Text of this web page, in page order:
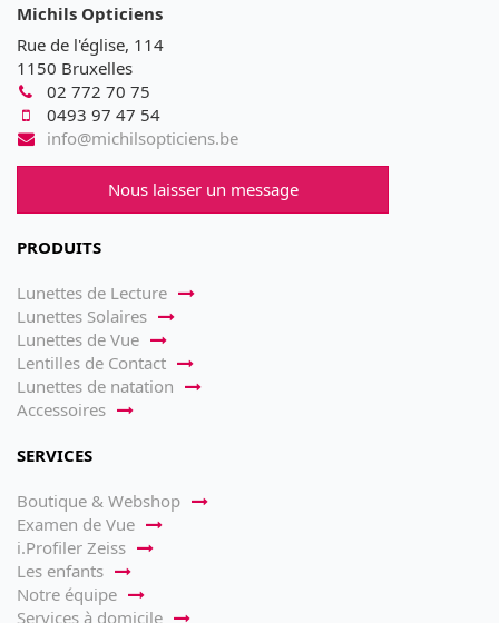
Michils Opticiens
Rue de l'église, 114
1150 Bruxelles
02 772 70 75
0493 97 47 54
info@michilsopticiens.be
Nous laisser un message
PRODUITS
Lunettes de Lecture
Lunettes Solaires
Lunettes de Vue
Lentilles de Contact
Lunettes de natation
Accessoires
SERVICES
Boutique & Webshop
Examen de Vue
i.Profiler Zeiss
Les enfants
Notre équipe
Services à domicile